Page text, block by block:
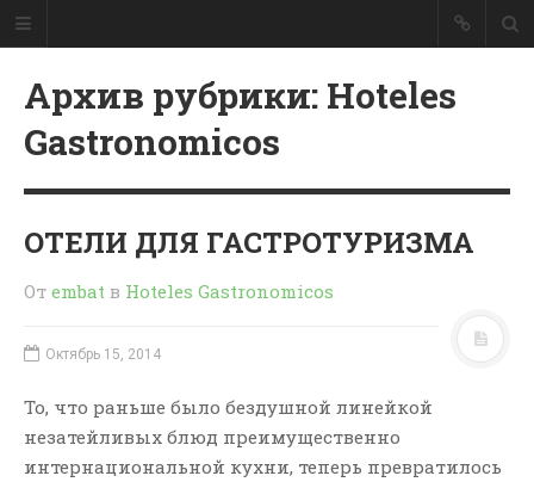
Архив рубрики: Hoteles
Gastronomicos
ОТЕЛИ ДЛЯ ГАСТРОТУРИЗМА
От embat в Hoteles Gastronomicos
Октябрь 15, 2014
То, что раньше было бездушной линейкой
незатейливых блюд преимущественно
интернациональной кухни, теперь превратилось